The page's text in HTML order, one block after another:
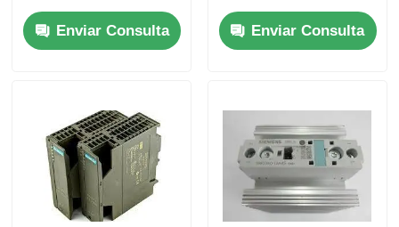
Solicitar una cita
Componentes de las PLC de Allen Bradley
Partes de PLC de Siemens
para el rendimiento
Enviar Consulta
velocidad de CPU de
25 Ns/paso y 2
entradas analógicas
Enviar Consulta